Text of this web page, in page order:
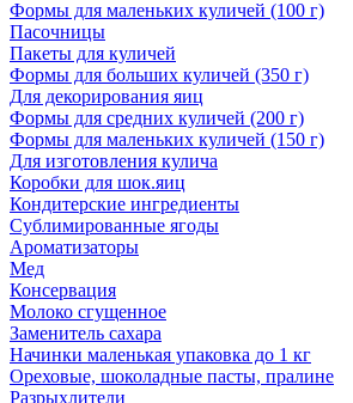
Формы для маленьких куличей (100 г)
Пасочницы
Пакеты для куличей
Формы для больших куличей (350 г)
Для декорирования яиц
Формы для средних куличей (200 г)
Формы для маленьких куличей (150 г)
Для изготовления кулича
Коробки для шок.яиц
Кондитерские ингредиенты
Сублимированные ягоды
Ароматизаторы
Мед
Консервация
Молоко сгущенное
Заменитель сахара
Начинки маленькая упаковка до 1 кг
Ореховые, шоколадные пасты, пралине
Разрыхлители